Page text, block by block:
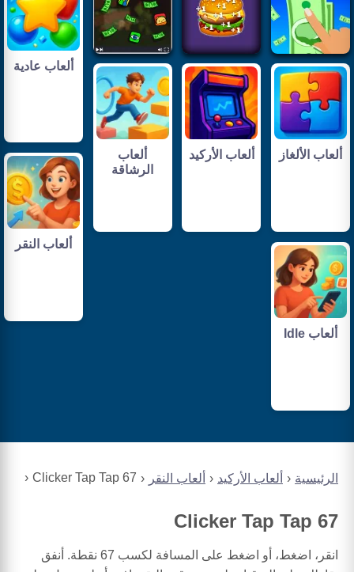
الرئيسية ألعاب الأركيد ألعاب النقر 67 Clicker Tap Tap
67 Clicker Tap Tap
انقر، اضغط، أو اضغط على المسافة لكسب 67 نقطة. أنفق
ألعاب عادية
ألعاب الألغاز ألعاب الأركيد
ألعاب
الرشاقة
ألعاب النقر
ألعاب Idle